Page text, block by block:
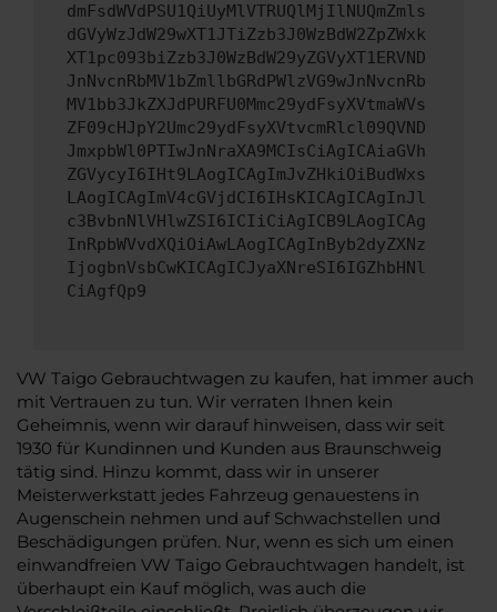
dmFsdWVdPSU1QiUyMlVTRUQlMjIlNUQmZmls
dGVyWzJdW29wXT1JTiZzb3J0WzBdW2ZpZWxk
XT1pc093biZzb3J0WzBdW29yZGVyXT1ERVND
JnNvcnRbMV1bZmllbGRdPWlzVG9wJnNvcnRb
MV1bb3JkZXJdPURFU0Mmc29ydFsyXVtmaWVs
ZF09cHJpY2Umc29ydFsyXVtvcmRlcl09QVND
JmxpbWl0PTIwJnNraXA9MCIsCiAgICAiaGVh
ZGVycyI6IHt9LAogICAgImJvZHkiOiBudWxs
LAogICAgImV4cGVjdCI6IHsKICAgICAgInJl
c3BvbnNlVHlwZSI6ICIiCiAgICB9LAogICAg
InRpbWVvdXQiOiAwLAogICAgInByb2dyZXNz
IjogbnVsbCwKICAgICJyaXNreSI6IGZhbHNl
CiAgfQp9
VW Taigo Gebrauchtwagen zu kaufen, hat immer auch
mit Vertrauen zu tun. Wir verraten Ihnen kein
Geheimnis, wenn wir darauf hinweisen, dass wir seit
1930 für Kundinnen und Kunden aus Braunschweig
tätig sind. Hinzu kommt, dass wir in unserer
Meisterwerkstatt jedes Fahrzeug genauestens in
Augenschein nehmen und auf Schwachstellen und
Beschädigungen prüfen. Nur, wenn es sich um einen
einwandfreien VW Taigo Gebrauchtwagen handelt, ist
überhaupt ein Kauf möglich, was auch die